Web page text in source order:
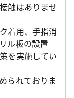
触はありませ
着用、手指消
ル板の設置
を実施してい
られておりま